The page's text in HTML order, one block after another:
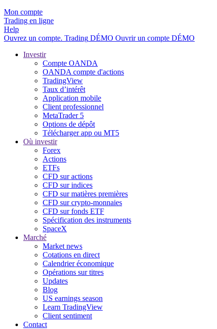
Mon compte
Trading en ligne
Help
Ouvrez un compte. Trading DÉMO Ouvrir un compte DÉMO
Investir
Compte OANDA
OANDA compte d'actions
TradingView
Taux d’intérêt
Application mobile
Client professionnel
MetaTrader 5
Options de dépôt
Télécharger app ou MT5
Où investir
Forex
Actions
ETFs
CFD sur actions
CFD sur indices
CFD sur matières premières
CFD sur crypto-monnaies
CFD sur fonds ETF
Spécification des instruments
SpaceX
Marché
Market news
Cotations en direct
Calendrier économique
Opérations sur titres
Updates
Blog
US earnings season
Learn TradingView
Client sentiment
Contact